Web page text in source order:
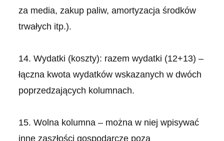
za media, zakup paliw, amortyzacja środków
trwałych itp.).
14. Wydatki (koszty): razem wydatki (12+13) –
łączna kwota wydatków wskazanych w dwóch
poprzedzających kolumnach.
15. Wolna kolumna – można w niej wpisywać
inne zaszłości gospodarcze poza